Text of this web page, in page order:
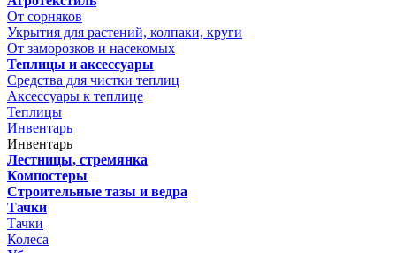
От сорняков
Укрытия для растений, колпаки, круги
От заморозков и насекомых
Теплицы и аксессуары
Средства для чистки теплиц
Аксессуары к теплице
Теплицы
Инвентарь
Инвентарь
Лестницы, стремянка
Компостеры
Строительные тазы и ведра
Тачки
Тачки
Колеса